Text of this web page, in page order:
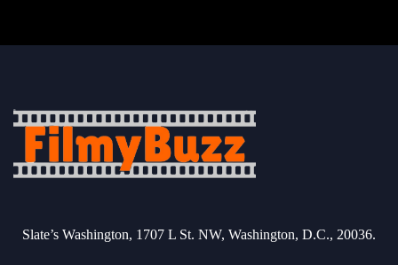
Slate’s Washington, 1707 L St. NW, Washington, D.C., 20036.